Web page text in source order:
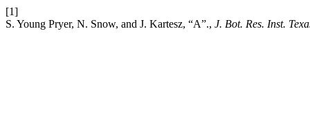
[1]
S. Young Pryer, N. Snow, and J. Kartesz, “A”., J. Bot. Res. Inst.